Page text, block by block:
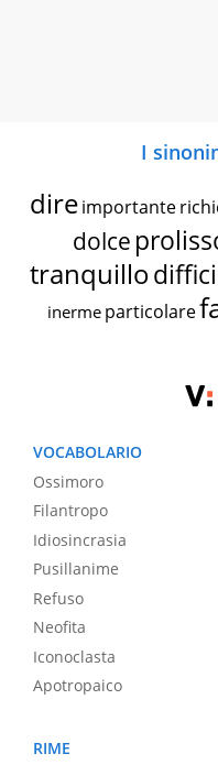
I
dire importante
dolce
tranquillo
inerme particolare
VOCABOLARIO
Ossimoro
Filantropo
Idiosincrasia
Pusillanime
Refuso
Neofita
Iconoclasta
Apotropaico
RIME